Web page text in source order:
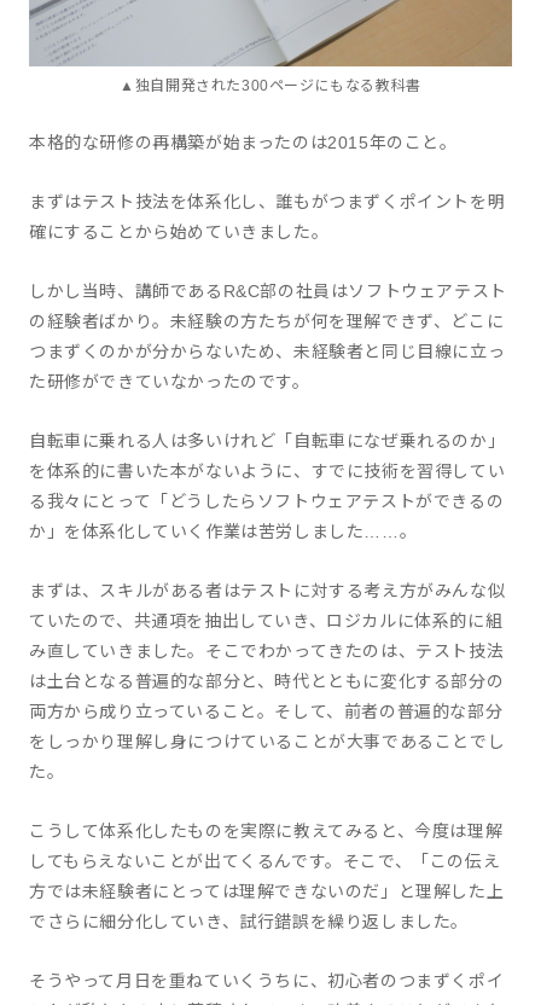
▲独自開発された300ページにもなる教科書
本格的な研修の再構築が始まったのは2015年のこと。
まずはテスト技法を体系化し、誰もがつまずくポイントを明
確にすることから始めていきました。
しかし当時、講師であるR&C部の社員はソフトウェアテスト
の経験者ばかり。未経験の方たちが何を理解できず、どこに
つまずくのかが分からないため、未経験者と同じ目線に立っ
た研修ができていなかったのです。
自転車に乗れる人は多いけれど「自転車になぜ乗れるのか」
を体系的に書いた本がないように、すでに技術を習得してい
る我々にとって「どうしたらソフトウェアテストができるの
か」を体系化していく作業は苦労しました……。
まずは、スキルがある者はテストに対する考え方がみんな似
ていたので、共通項を抽出していき、ロジカルに体系的に組
み直していきました。そこでわかってきたのは、テスト技法
は土台となる普遍的な部分と、時代とともに変化する部分の
両方から成り立っていること。そして、前者の普遍的な部分
をしっかり理解し身につけていることが大事であることでし
た。
こうして体系化したものを実際に教えてみると、今度は理解
してもらえないことが出てくるんです。そこで、「この伝え
方では未経験者にとっては理解できないのだ」と理解した上
でさらに細分化していき、試行錯誤を繰り返しました。
そうやって月日を重ねていくうちに、初心者のつまずくポイ